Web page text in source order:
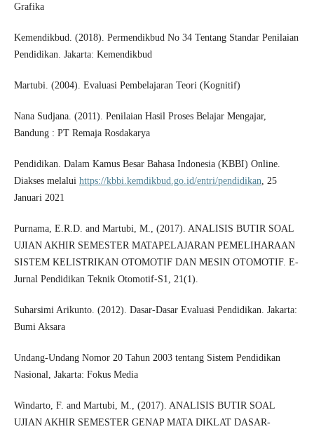
Grafika
Kemendikbud. (2018). Permendikbud No 34 Tentang Standar Penilaian
Pendidikan. Jakarta: Kemendikbud
Martubi. (2004). Evaluasi Pembelajaran Teori (Kognitif)
Nana Sudjana. (2011). Penilaian Hasil Proses Belajar Mengajar,
Bandung : PT Remaja Rosdakarya
Pendidikan. Dalam Kamus Besar Bahasa Indonesia (KBBI) Online.
Diakses melalui https://kbbi.kemdikbud.go.id/entri/pendidikan, 25
Januari 2021
Purnama, E.R.D. and Martubi, M., (2017). ANALISIS BUTIR SOAL
UJIAN AKHIR SEMESTER MATAPELAJARAN PEMELIHARAAN
SISTEM KELISTRIKAN OTOMOTIF DAN MESIN OTOMOTIF. E-
Jurnal Pendidikan Teknik Otomotif-S1, 21(1).
Suharsimi Arikunto. (2012). Dasar-Dasar Evaluasi Pendidikan. Jakarta:
Bumi Aksara
Undang-Undang Nomor 20 Tahun 2003 tentang Sistem Pendidikan
Nasional, Jakarta: Fokus Media
Windarto, F. and Martubi, M., (2017). ANALISIS BUTIR SOAL
UJIAN AKHIR SEMESTER GENAP MATA DIKLAT DASAR-